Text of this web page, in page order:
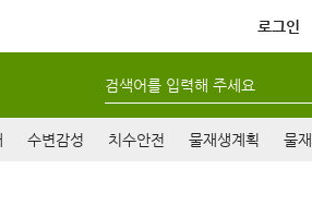
로그인
검색어를 입력해 주세요
수변감성 치수안전 물재생계획 물